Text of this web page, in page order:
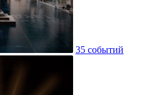
35 событий